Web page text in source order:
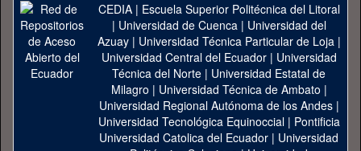
CEDIA| Escuela Superior Politécnica del Litoral
| Universidad de Cuenca| Universidad del
Azuay| Universidad Técnica Particular de Loja|
Universidad Central del Ecuador| Universidad
Técnica del Norte | Universidad Estatal de
Milagro | Universidad Técnica de Ambato |
Universidad Regional Autónoma de los Andes|
Universidad Tecnológica Equinoccial| Pontificia
Universidad Catolica del Ecuador | Universidad